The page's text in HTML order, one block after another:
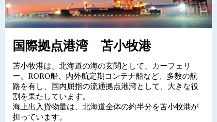
国際拠点港湾 苫小牧港
苫小牧港は、北海道の海の玄関として、カーフェリ
ー、RORO船、内外航定期コンテナ船など、多数の航
路を有し、国内屈指の流通拠点港湾として、大きな役
割を果たしています。
海上出入貨物量は、北海道全体の約半分を苫小牧港が
担っています。